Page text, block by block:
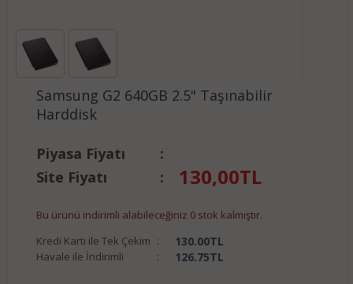
Samsung G2 640GB 2.5" Taşınabilir
Harddisk
Piyasa Fiyatı
:
Site Fiyatı
: 130,00TL
Bu ürünü indirimli alabileceğiniz 0 stok kalmıştır.
Kredi Kartı ile Tek Çekim : 130.00TL
Havale ile İndirimli : 126.75TL